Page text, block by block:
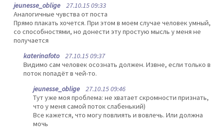
jeunesse_oblige 27.10.15 09:33
Аналогичные чувства от поста
Прямо плакать хочется. При этом в моем случае человек умный,
со способностями, но донести эту простую мысль у меня не
получается
katerinafoto27.10.15 09:37
Видимо сам человек осознать должен. Извне, если только в
поток попадёт в чей-то.
jeunesse_oblige 27.10.15 09:46
Тут уже моя проблема: не хватает скромности признать,
что у меня самой поток слабенький)
Все кажется, что могу повлиять и вовлечь. Или должна
мочь